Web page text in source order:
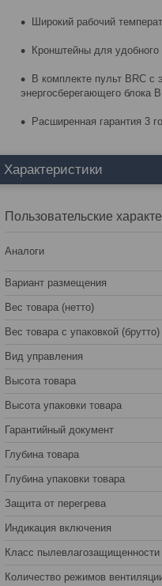
Широкий рабочий
Кронштейны для
В комплекте пульт BRC
энергосберегающего блока
Расширенная гарантия 3
Характеристики
Пользовательские
Аналоги
Вариант размещения
Вес товара (нетто)
Вес товара с упаковкой (брутто)
Вид управления
Высота товара
Высота упаковки товара
Гарантийный документ
Глубина товара
Глубина упаковки товара
Защита от перегрева
Индикация включения
Класс пылевлагозащищенности
Количество режимов